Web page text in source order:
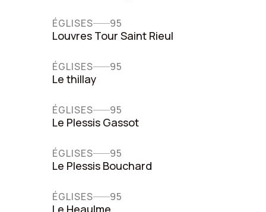
ÉGLISES 95
Louvres Tour Saint Rieul
ÉGLISES 95
Le thillay
ÉGLISES 95
Le Plessis Gassot
ÉGLISES 95
Le Plessis Bouchard
ÉGLISES 95
Le Heaulme